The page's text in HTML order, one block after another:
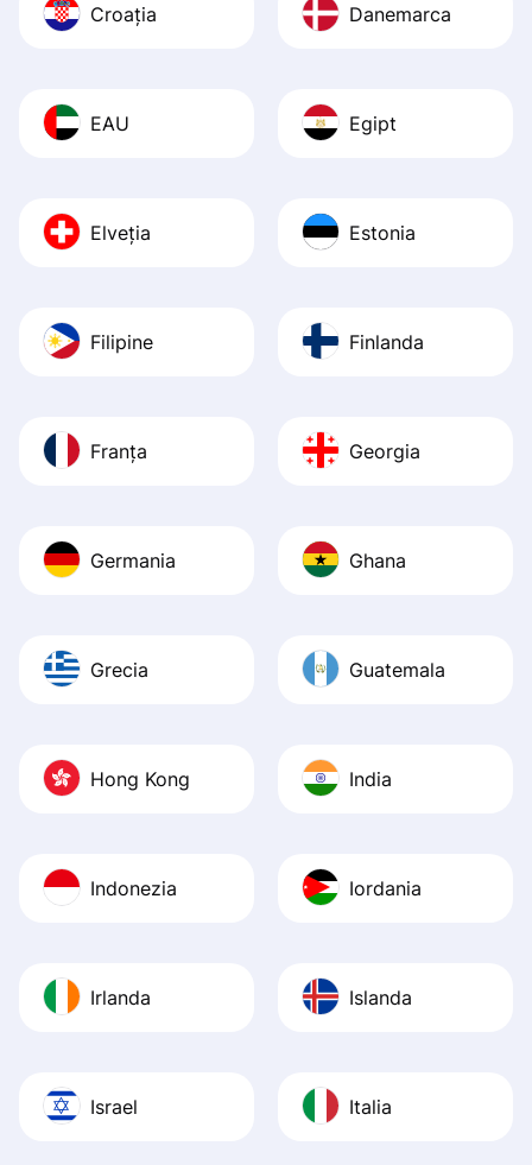
Croația Danemarca
EAU Egipt
Elveția Estonia
Filipine Finlanda
Franța Georgia
Germania Ghana
Grecia Guatemala
Hong Kong India
Indonezia Iordania
Irlanda Islanda
Israel Italia